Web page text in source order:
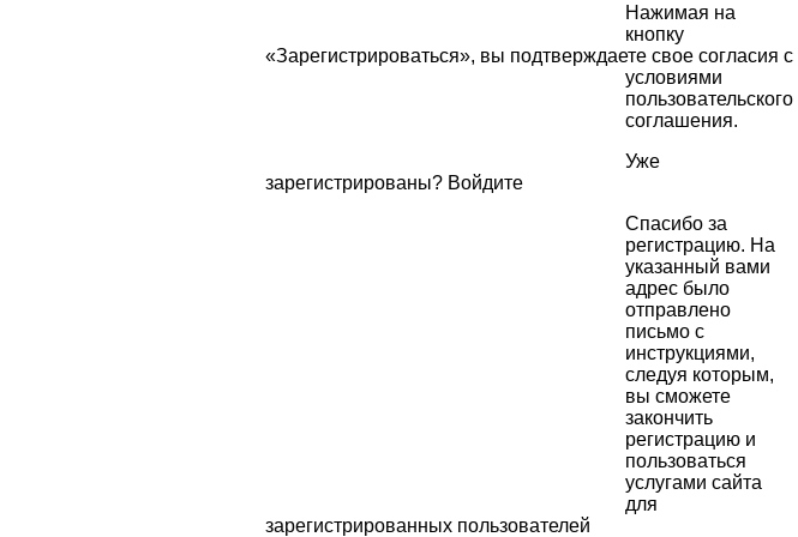
Нажимая на
кнопку
«Зарегистрироваться», вы подтверждаете свое согласия с
условиями
пользовательского
соглашения.
Уже
зарегистрированы? Войдите
Спасибо за
регистрацию. На
указанный вами
адрес было
отправлено
письмо с
инструкциями,
следуя которым,
вы сможете
закончить
регистрацию и
пользоваться
услугами сайта
для
зарегистрированных пользователей